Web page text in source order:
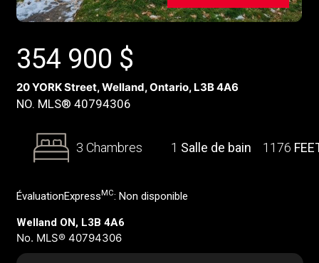
354 900 $
20 YORK Street, Welland, Ontario, L3B 4A6
NO. MLS® 40794306
3 Chambres 1 Salle de bain 1176
ÉvaluationExpress MC: Non disponible
Welland ON, L3B 4A6
No. MLS® 40794306